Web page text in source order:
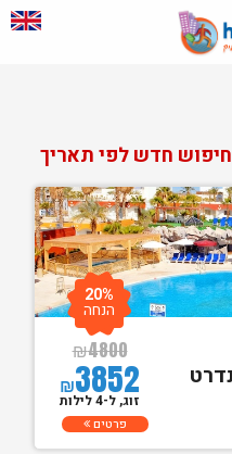
חדש לפי תאריך
₪4800
₪3852
20%
הנחה
זוג, ל-4 לילות
פרטים